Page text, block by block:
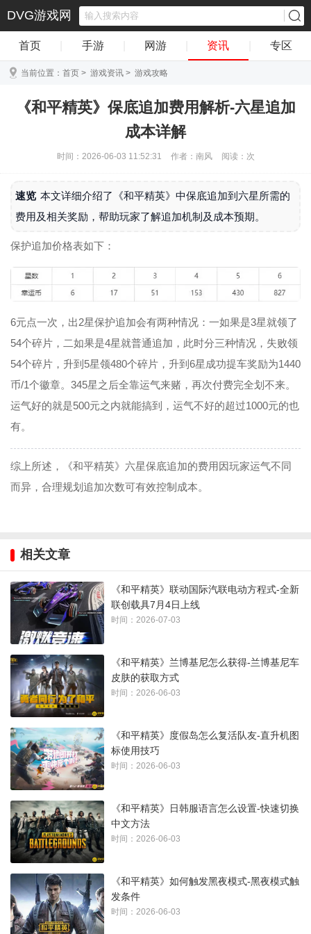
DVG游戏网
首页 手游 网游 资讯 专区
当前位置： 首页 > 游戏资讯 > 游戏攻略
《和平精英》保底追加费用解析-六星追加
成本详解
时间：2026-06-03 11:52:31 作者：南风 阅读： 次
速览 本文详细介绍了《和平精英》中保底追加到六星所需的
费用及相关奖励，帮助玩家了解追加机制及成本预期。
保护追加价格表如下：
6元点一次，出2星保护追加会有两种情况：一如果是3星就领了
54个碎片，二如果是4星就普通追加，此时分三种情况，失败领
54个碎片，升到5星领480个碎片，升到6星成功提车奖励为1440
币/1个徽章。345星之后全靠运气来赌，再次付费完全划不来。
运气好的就是500元之内就能搞到，运气不好的超过1000元的也
有。
综上所述，《和平精英》六星保底追加的费用因玩家运气不同
而异，合理规划追加次数可有效控制成本。
相关文章
《和平精英》联动国际汽联电动方程式-全新
联创载具7月4日上线
时间：2026-07-03
《和平精英》兰博基尼怎么获得-兰博基尼车
皮肤的获取方式
时间：2026-06-03
《和平精英》度假岛怎么复活队友-直升机图
标使用技巧
时间：2026-06-03
《和平精英》日韩服语言怎么设置-快速切换
中文方法
时间：2026-06-03
《和平精英》如何触发黑夜模式-黑夜模式触
发条件
时间：2026-06-03